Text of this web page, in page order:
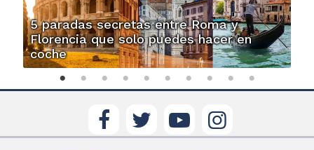
5 paradas secretas entre Roma y
Florencia que solo puedes hacer en
coche